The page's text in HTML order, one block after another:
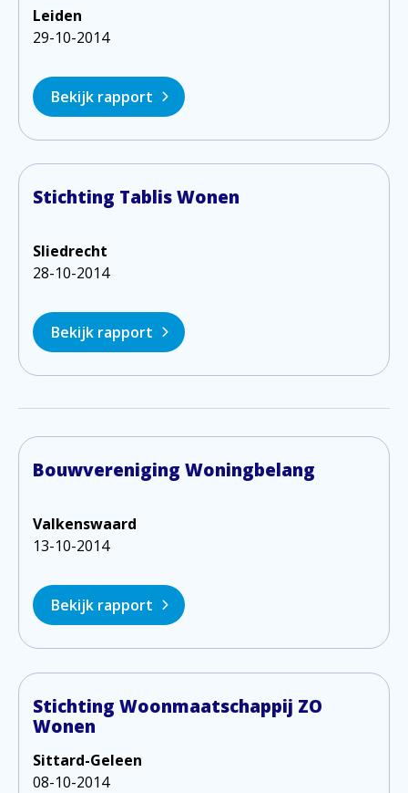
Leiden
29-10-2014
Bekijk rapport
Stichting Tablis Wonen
Sliedrecht
28-10-2014
Bekijk rapport
Bouwvereniging Woningbelang
Valkenswaard
13-10-2014
Bekijk rapport
Stichting Woonmaatschappij ZO
Wonen
Sittard-Geleen
08-10-2014